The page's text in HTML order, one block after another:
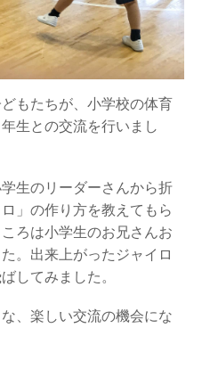
もたちが、小学校の体育
生との交流を行いまし
生のリーダーさんから折
」の作り方を教えてもら
ろは小学生のお兄さんお
。出来上がったジャイロ
してみました。
、楽しい交流の機会にな